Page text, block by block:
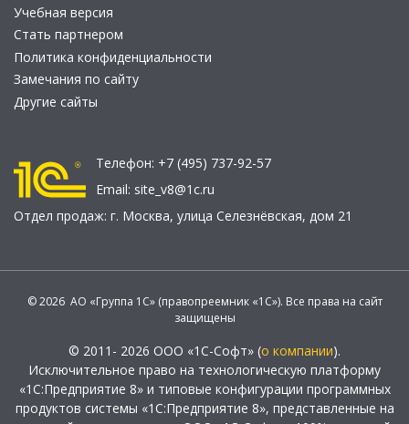
Учебная версия
Стать партнером
Политика конфиденциальности
Замечания по сайту
Другие сайты
Телефон: +7 (495) 737-92-57
Email: site_v8@1c.ru
Отдел продаж: г. Москва, улица Селезнёвская, дом 21
© 2026 АО «Группа 1С» (правопреемник «1С»). Все права на сайт
защищены
© 2011- 2026 ООО «1С-Софт» (о компании).
Исключительное право на технологическую платформу
«1С:Предприятие 8» и типовые конфигурации программных
продуктов системы «1С:Предприятие 8», представленные на